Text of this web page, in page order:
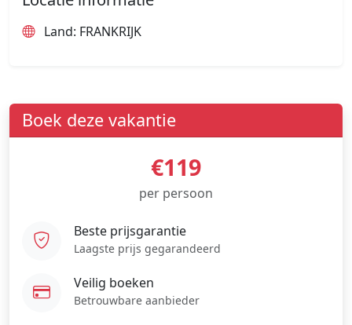
Land: FRANKRIJK
Boek deze vakantie
€119
per persoon
Beste prijsgarantie
Laagste prijs gegarandeerd
Veilig boeken
Betrouwbare aanbieder